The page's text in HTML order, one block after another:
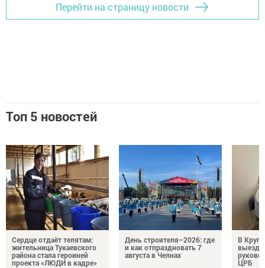
Перейти на страницу новости
Топ 5 новостей
Сердце отдаёт телятам:
жительница Тукаевского
района стала героиней
проекта «ЛЮДИ в кадре»
День строителя–2026: где
и как отпраздновать 7
августа в Челнах
В
ЦРБ